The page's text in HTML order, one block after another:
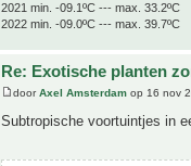
2021 min. -09.1ºC --- max. 33.2ºC
2022 min. -09.0ºC --- max. 39.7ºC
Re: Exotische planten
doorAxel Amsterdam op 16 nov
Subtropische voortuintjes in